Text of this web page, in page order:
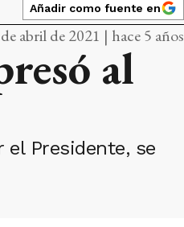
Añadir como fuente en
abril de 2021 | hace 5 años
al
el Presidente, se